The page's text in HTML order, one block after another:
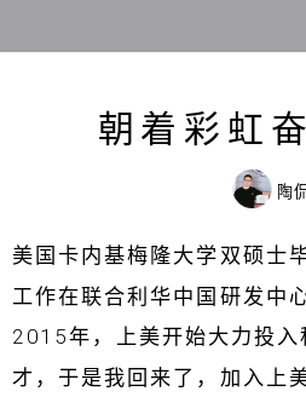
朝着彩虹
陶
美国卡内基梅隆大学双硕士
工作在联合利华中国研发中
2015年，上美开始大力投入
才，于是我回来了，加入上美